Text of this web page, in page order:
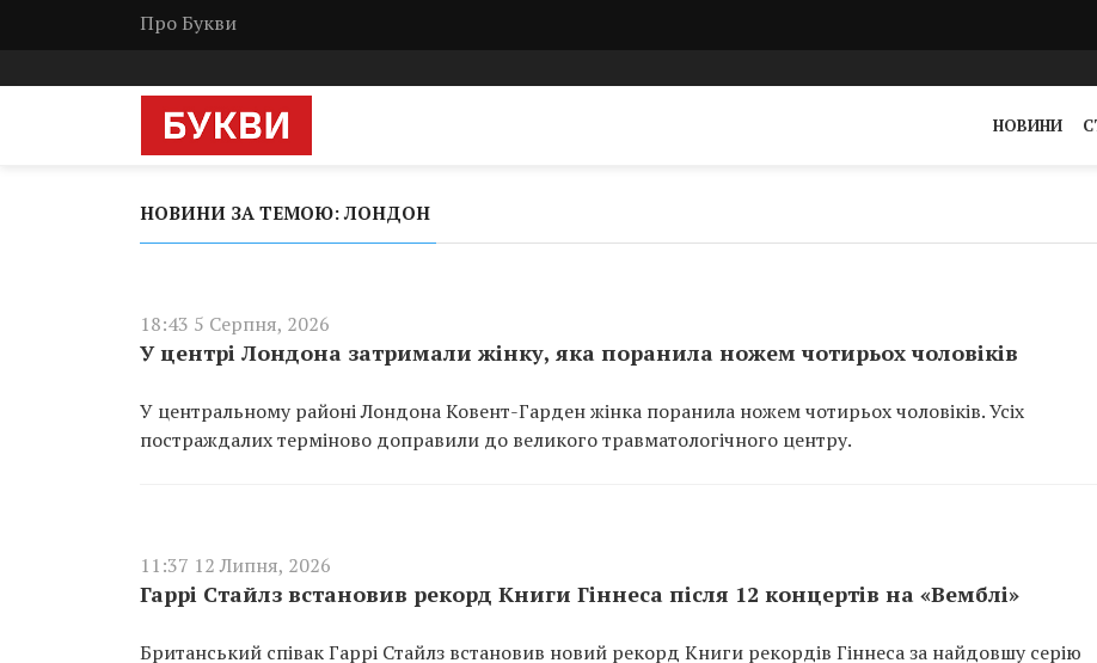
Про Букви
НОВИНИ
НОВИНИ ЗА ТЕМОЮ: ЛОНДОН
18:43 5 Серпня, 2026
У центрі Лондона затримали жінку, яка поранила ножем чотирьох чоловіків
У центральному районі Лондона Ковент-Гарден жінка поранила ножем чотирьох чоловіків. Усіх
постраждалих терміново доправили до великого травматологічного центру.
11:37 12 Липня, 2026
Гаррі Стайлз встановив рекорд Книги Гіннеса після 12 концертів на «Вемблі»
Британський співак Гаррі Стайлз встановив новий рекорд Книги рекордів Гіннеса за найдовшу серію